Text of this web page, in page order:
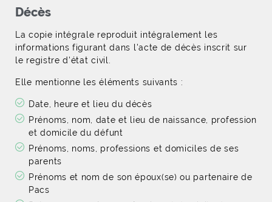
Décès
La copie intégrale reproduit intégralement les
informations figurant dans l'acte de décès inscrit sur
le registre d'état civil.
Elle mentionne les éléments suivants :
Date, heure et lieu du décès
Prénoms, nom, date et lieu de naissance, profession
et domicile du défunt
Prénoms, noms, professions et domiciles de ses
parents
Prénoms et nom de son époux(se) ou partenaire de
Pacs